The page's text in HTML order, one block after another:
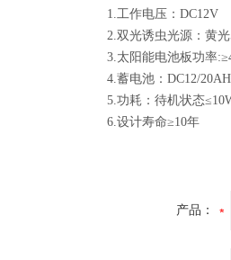
1.工作电压：DC12V
2.双光诱虫光源：黄光
3.太阳能电池板功率
4.蓄电池：DC12/20AH
5.功耗：待机状态
6.设计寿命≥10年
产品：